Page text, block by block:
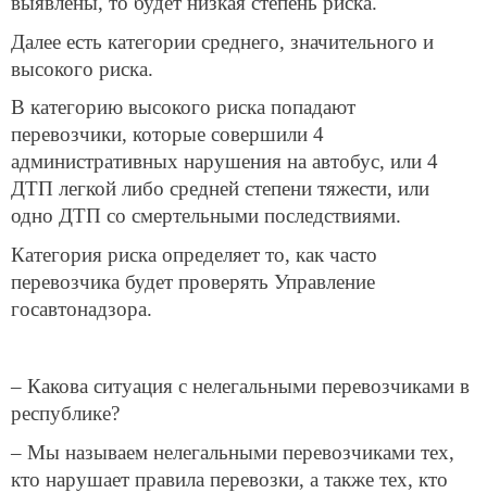
Далее есть категории среднего, значительного и
высокого риска.
В категорию высокого риска попадают
перевозчики, которые совершили 4
административных нарушения на автобус, или 4
ДТП легкой либо средней степени тяжести, или
одно ДТП со смертельными последствиями.
Категория риска определяет то, как часто
перевозчика будет проверять Управление
госавтонадзора.
– Какова ситуация с нелегальными перевозчиками в
республике?
– Мы называем нелегальными перевозчиками тех,
кто нарушает правила перевозки, а также тех, кто